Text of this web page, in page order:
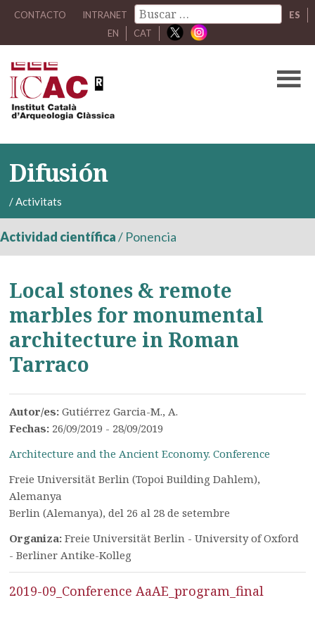
CONTACTO INTRANET
ES
EN
CAT
Difusión
/Activitats
Actividad científica/ Ponencia
Local stones & remote
marbles for monumental
architecture in Roman
Tarraco
Autor/es:Gutiérrez Garcia-M., A.
Fechas: 26/09/2019 - 28/09/2019
Architecture and the Ancient Economy. Conference
Freie Universität Berlin (Topoi Building Dahlem),
Alemanya
Berlin (Alemanya), del 26 al 28 de setembre
Organiza:Freie Universität Berlin - University of Oxford
- Berliner Antike-Kolleg
2019-09_Conference AaAE_program_final